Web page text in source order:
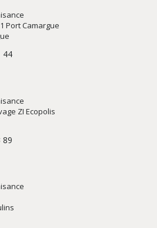
Port Camargue
44
ZI Ecopolis
89